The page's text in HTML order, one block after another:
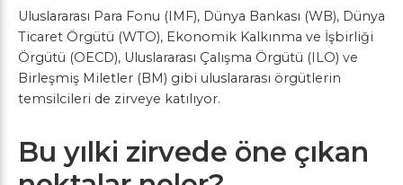
Uluslararası Para Fonu (IMF), Dünya Bankası (WB), Dünya
Ticaret Örgütü (WTO), Ekonomik Kalkınma ve İşbirliği
Örgütü (OECD), Uluslararası Çalışma Örgütü (ILO) ve
Birleşmiş Miletler (BM) gibi uluslararası örgütlerin
temsilcileri de zirveye katılıyor.
Bu yılki zirvede öne çıkan